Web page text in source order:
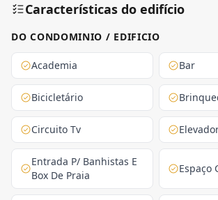
Características do edifício
DO CONDOMINIO / EDIFICIO
Academia Bar
Bicicletário
Circuito Tv
Entrada P/ Banhistas E
Box De Praia
Espaço